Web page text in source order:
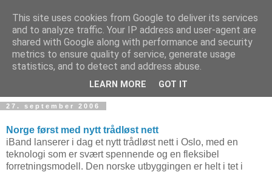
Teknologinyheter
27. september 2006
Norge først med nytt trådløst nett
iBand lanserer i dag et nytt trådløst nett i Oslo, med en
teknologi som er svært spennende og en fleksibel
forretningsmodell. Den norske utbyggingen er helt i tet i
This site uses cookies from Google to deliver its services
and to analyze traffic. Your IP address and user-agent are
shared with Google along with performance and security
metrics to ensure quality of service, generate usage
statistics, and to detect and address abuse.
LEARN MORE GOT IT